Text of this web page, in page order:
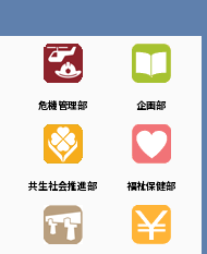
危機管理部 企画部
共生社会推進部 福祉保健部